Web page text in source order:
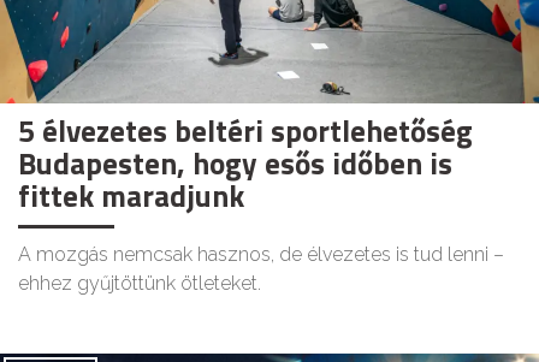
5 élvezetes beltéri sportlehetőség
Budapesten, hogy esős időben is
fittek maradjunk
A mozgás nemcsak hasznos, de élvezetes is tud lenni –
ehhez gyűjtöttünk ötleteket.